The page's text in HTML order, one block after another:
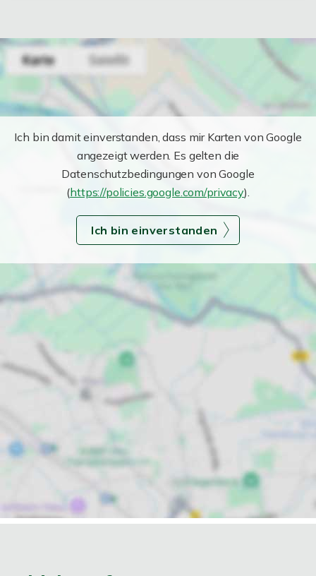
Ich bin damit einverstanden, dass mir Karten von Google
angezeigt werden. Es gelten die
Datenschutzbedingungen von Google
(https://policies.google.com/privacy).
Ich bin einverstanden